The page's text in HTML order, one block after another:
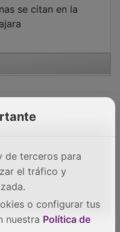
de terceros para
el tráfico y
o configurar tus
nuestra Política de